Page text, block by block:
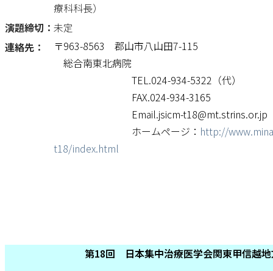
療科科長）
演題締切： 未定
連絡先：
〒963-8563 郡山市八山田7-115
総合南東北病院
TEL.024-934-5322（代）
FAX.024-934-3165
Email.jsicm-t18@mt.strins.or.jp
ホームページ： http://
t18/index.html
第18回 日本集中治療医学会関東甲信越